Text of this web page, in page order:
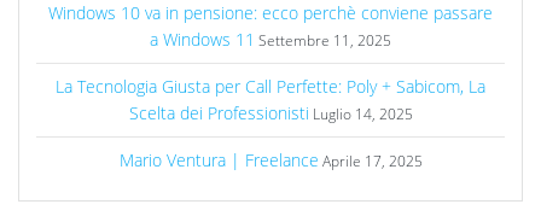
Windows 10 va in pensione: ecco perchè conviene passare
a Windows 11 Settembre 11, 2025
La Tecnologia Giusta per Call Perfette: Poly + Sabicom, La
Scelta dei Professionisti Luglio 14, 2025
Mario Ventura | Freelance Aprile 17, 2025